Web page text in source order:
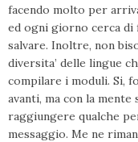
facendo molto per
ed ogni giorno cerca di
salvare. Inoltre, non
diversita’ delle lingue
compilare i moduli. Si,
avanti, ma con la
raggiungere qualche
messaggio. Me ne